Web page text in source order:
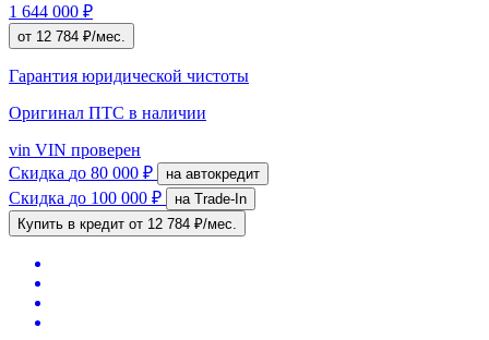
1 644 000 ₽
от 12 784 ₽/мес.
Гарантия юридической чистоты
Оригинал ПТС в наличии
vin VIN проверен
Скидка до 80 000 ₽ на автокредит
Скидка до 100 000 ₽
на Trade-In
Купить в кредит от 12 784 ₽/мес.